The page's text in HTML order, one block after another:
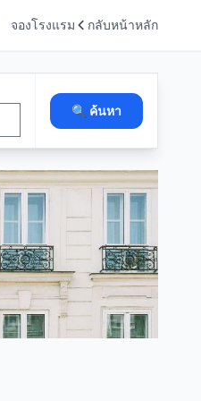
จองโรงแรม กลับหน้าหลัก
🔍 ค้นหา